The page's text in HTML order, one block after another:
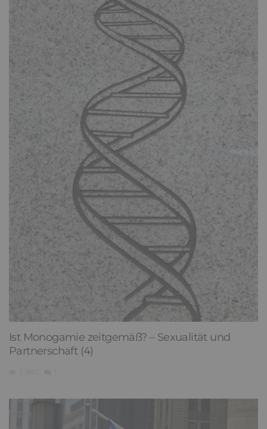
Ist Monogamie zeitgemäß? – Sexualität und
Partnerschaft (4)